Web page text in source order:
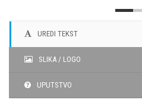
UREDI TEKST
SLIKA / LOGO
UPUTSTVO